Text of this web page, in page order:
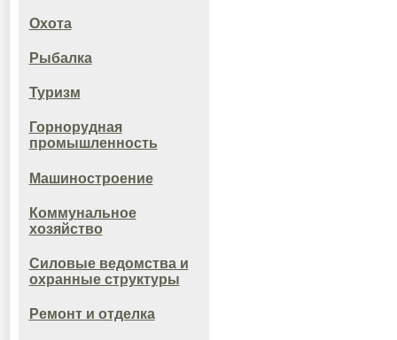
Охота
Рыбалка
Туризм
Горнорудная
промышленность
Машиностроение
Коммунальное
хозяйство
Силовые ведомства и
охранные структуры
Ремонт и отделка